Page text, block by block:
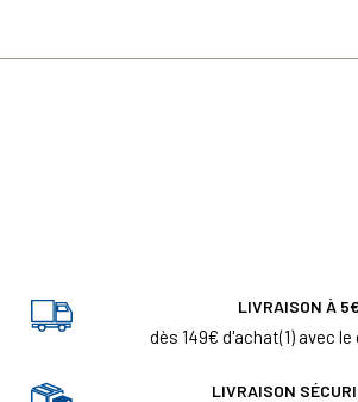
LIVRAISON À 5€
dès 149€ d'achat(1) avec le
LIVRAISON